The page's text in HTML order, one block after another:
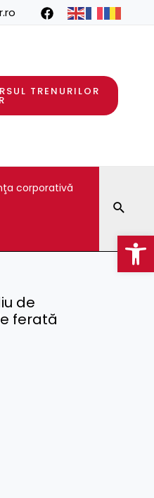
TRENURILOR
corporativă
de
ferată